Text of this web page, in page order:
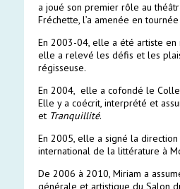
a joué son premier rôle au
Fréchette, l’a amenée en
En 2003-04, elle a été artiste en
elle a relevé les défis et les
régisseuse.
En 2004, elle a cofondé le
Elle y a coécrit, interprété et
et Tranquillité.
En 2005, elle a signé la
international de la littérature à
De 2006 à 2010, Miriam a
générale et artistique du Salon